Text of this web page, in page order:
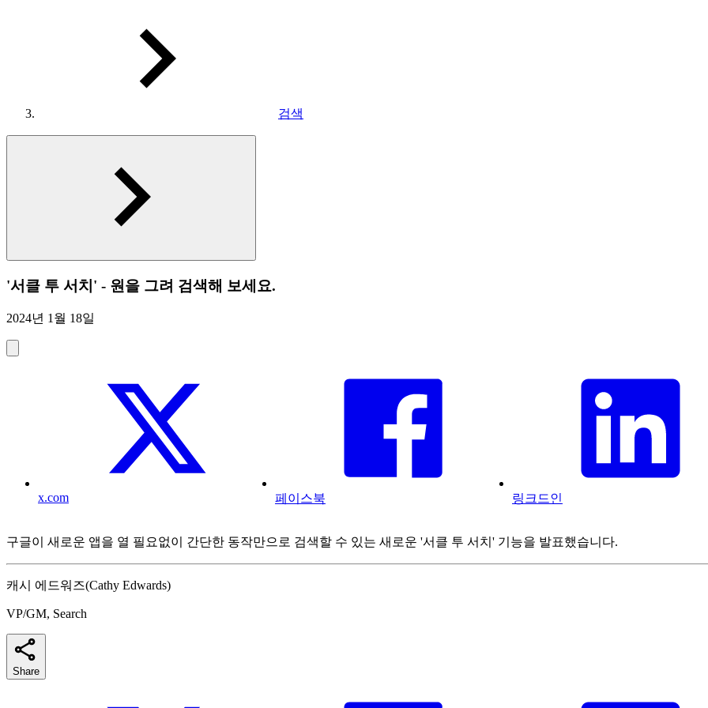
검색
'서클 투 서치' - 원을 그려 검색해 보세요.
2024년 1월 18일
x.com 페이스북 링크드인
구글이 새로운 앱을 열 필요없이 간단한 동작만으로 검색할 수 있는 새로운 '서클 투 서치' 기능을 발표했습니다.
캐시 에드워즈(Cathy Edwards)
VP/GM, Search
Share